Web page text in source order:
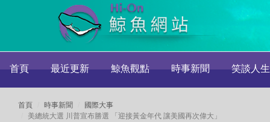
首頁 最近更新 鯨魚觀點 時事新聞 笑談人生
首頁 時事新聞
國際大事
美總統大選 川普宣布勝選 「迎接黃金年代 讓美國再次偉大」